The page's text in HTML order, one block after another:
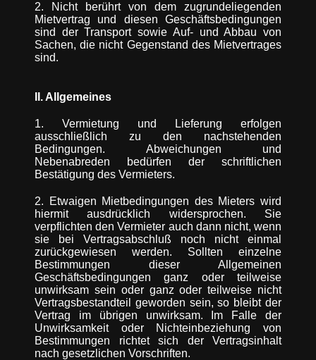
2. Nicht berührt von dem zugrundeliegenden
Mietvertrag und diesen Geschäftsbedingungen
sind der Transport sowie Auf- und Abbau von
Sachen, die nicht Gegenstand des Mietvertrages
sind.
II. Allgemeines
1. Vermietung und Lieferung erfolgen
ausschließlich zu den nachstehenden
Bedingungen. Abweichungen und
Nebenabreden bedürfen der schriftlichen
Bestätigung des Vermieters.
2. Etwaigen Mietbedingungen des Mieters wird
hiermit ausdrücklich widersprochen. Sie
verpflichten den Vermieter auch dann nicht, wenn
sie bei Vertragsabschluß noch nicht einmal
zurückgewiesen werden. Sollten einzelne
Bestimmungen dieser Allgemeinen
Geschäftsbedingungen ganz oder teilweise
unwirksam sein oder ganz oder teilweise nicht
Vertragsbestandteil geworden sein, so bleibt der
Vertrag im übrigen unwirksam. Im Falle der
Unwirksamkeit oder Nichteinbeziehung von
Bestimmungen richtet sich der Vertragsinhalt
nach gesetzlichen Vorschriften.